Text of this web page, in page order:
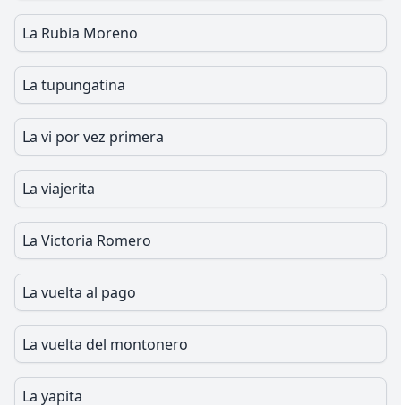
La Rubia Moreno
La tupungatina
La vi por vez primera
La viajerita
La Victoria Romero
La vuelta al pago
La vuelta del montonero
La yapita